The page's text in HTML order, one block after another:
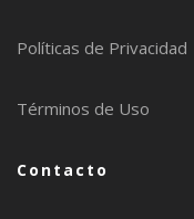
Políticas de Privacidad
Términos de Uso
Contacto